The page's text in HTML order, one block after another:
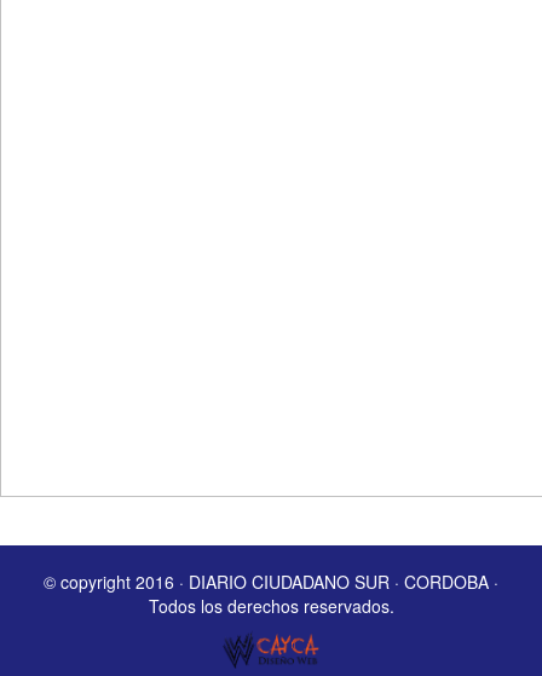
© copyright 2016 · DIARIO CIUDADANO SUR · CORDOBA ·
Todos los derechos reservados.